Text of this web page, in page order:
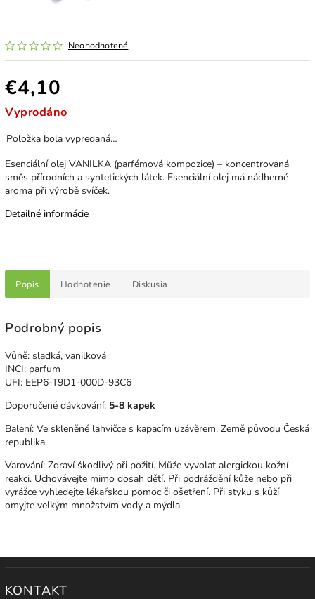
Neohodnotené
€4,10
Vyprodáno
Položka bola vypredaná…
Esenciální olej VANILKA (parfémová kompozice) – koncentrovaná
směs přírodních a syntetických látek. Esenciální olej má nádherné
aroma při výrobě svíček.
Detailné informácie
Popis Hodnotenie Diskusia
Podrobný popis
Vůně: sladká, vanilková
INCI: parfum
UFI: EEP6-T9D1-000D-93C6
Doporučené dávkování: 5-8 kapek
Balení: Ve skleněné lahvičce s kapacím uzávěrem. Země původu Česká
republika.
Varování: Zdraví škodlivý při požití. Může vyvolat alergickou kožní
reakci. Uchovávejte mimo dosah dětí. Při podráždění kůže nebo při
vyrážce vyhledejte lékařskou pomoc či ošetření. Při styku s kůží
omyjte velkým množstvím vody a mýdla.
KONTAKT